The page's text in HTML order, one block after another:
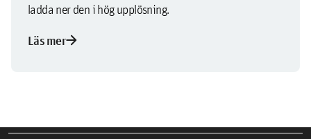
ladda ner den i hög upplösning.
Läs merarrow_forward